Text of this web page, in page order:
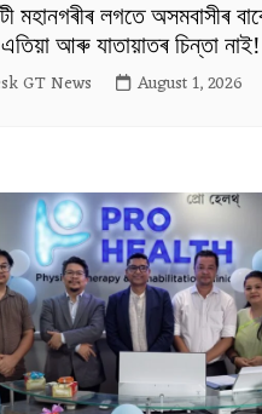
মহানগৰীৰ লগতে অসমবাসীৰ
আৰু যাতায়াতৰ চিন্তা নাই!
GT News August 1, 2026